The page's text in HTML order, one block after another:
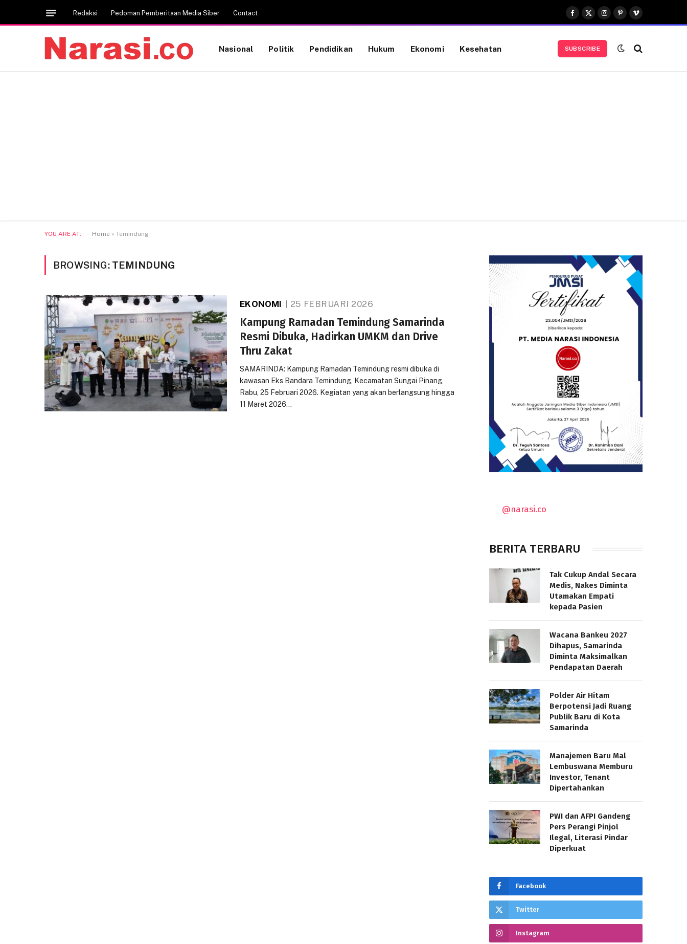
Redaksi Pedoman Pemberitaan Media Siber Contact
Facebook
X
(Twitter)
Instagram
Pinterest
Vimeo
Nasional Politik Pendidikan Hukum Ekonomi Kesehatan SUBSCRIBE
YOU ARE AT: Home » Temindung
BROWSING: TEMINDUNG
EKONOMI 25 FEBRUARI 2026
Kampung Ramadan Temindung Samarinda
Resmi Dibuka, Hadirkan UMKM dan Drive
Thru Zakat
SAMARINDA: Kampung Ramadan Temindung resmi dibuka di
kawasan Eks Bandara Temindung, Kecamatan Sungai Pinang,
Rabu, 25 Februari 2026. Kegiatan yang akan berlangsung hingga
11 Maret 2026…
@narasi.co
BERITA TERBARU
Tak Cukup Andal Secara
Medis, Nakes Diminta
Utamakan Empati
kepada Pasien
Wacana Bankeu 2027
Dihapus, Samarinda
Diminta Maksimalkan
Pendapatan Daerah
Polder Air Hitam
Berpotensi Jadi Ruang
Publik Baru di Kota
Samarinda
Manajemen Baru Mal
Lembuswana Memburu
Investor, Tenant
Dipertahankan
PWI dan AFPI Gandeng
Pers Perangi Pinjol
Ilegal, Literasi Pindar
Diperkuat
Facebook
Twitter
Instagram